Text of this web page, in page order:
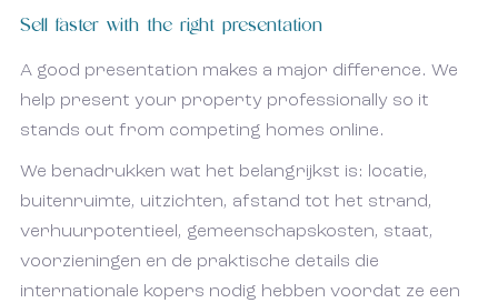
Sell faster with the right presentation
A good presentation makes a major difference. We
help present your property professionally so it
stands out from competing homes online.
We benadrukken wat het belangrijkst is: locatie,
buitenruimte, uitzichten, afstand tot het strand,
verhuurpotentieel, gemeenschapskosten, staat,
voorzieningen en de praktische details die
internationale kopers nodig hebben voordat ze een